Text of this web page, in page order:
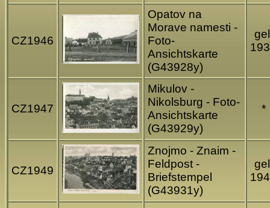
CZ1946
Opatov na
Morave namesti -
Foto-
Ansichtskarte
(G43928y)
CZ1947
Mikulov -
Nikolsburg - Foto-
Ansichtskarte
(G43929y)
*
CZ1949
Znojmo - Znaim -
Feldpost -
Briefstempel
(G43931y)